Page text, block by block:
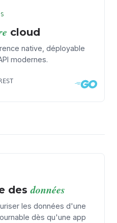
cloud
native, déployable
modernes.
desdonnées
les données d'une
dès qu'une app